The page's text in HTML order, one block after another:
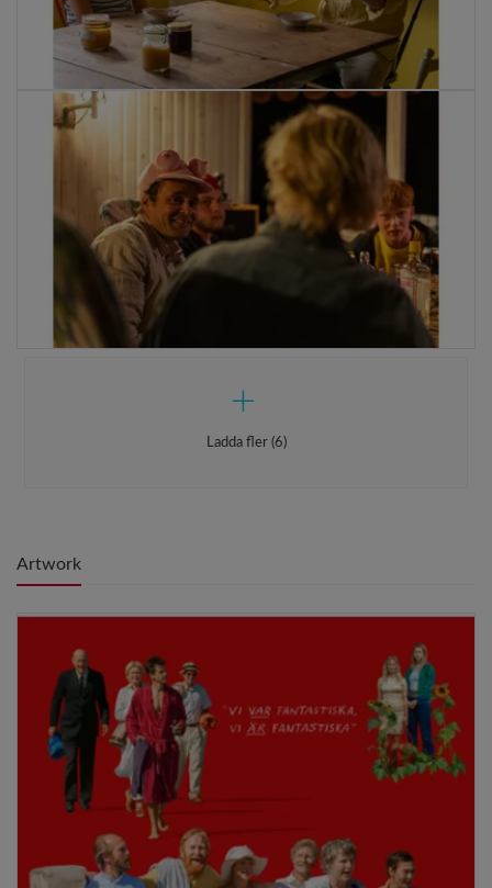
Ladda fler (6)
Artwork